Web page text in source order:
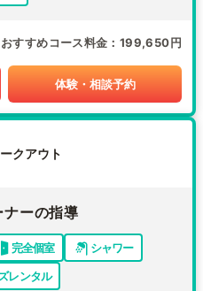
おすすめコース料金 199,650円
体験・相談予約
クアウト
ーの指導
完全個室
シャワー
レンタル